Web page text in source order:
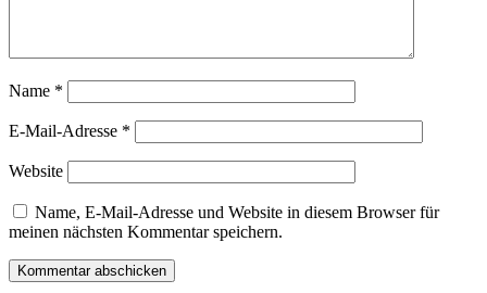
Name *
E-Mail-Adresse *
Website
Name, E-Mail-Adresse und Website in diesem Browser für
meinen nächsten Kommentar speichern.